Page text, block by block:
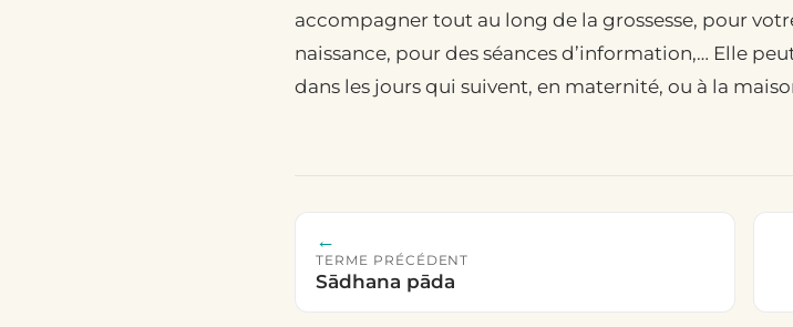
accompagner tout au long de la grossesse, pour
naissance, pour des séances d’information,… Elle
dans les jours qui suivent, en maternité, ou à la
←
TERME PRÉCÉDENT
Sādhana pāda